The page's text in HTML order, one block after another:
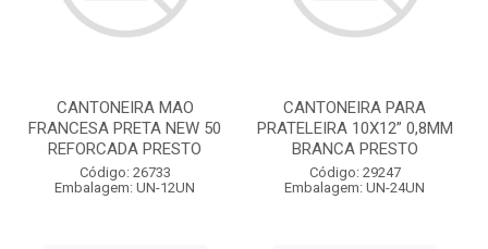
CANTONEIRA MAO
FRANCESA PRETA NEW 50
REFORCADA PRESTO
Código: 26733
Embalagem: UN-12UN
CANTONEIRA PARA
PRATELEIRA 10X12” 0,8MM
BRANCA PRESTO
Código: 29247
Embalagem: UN-24UN